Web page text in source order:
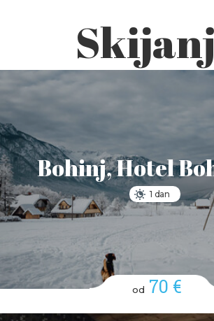
Bohinj, Hotel
1 dan
od 70 €